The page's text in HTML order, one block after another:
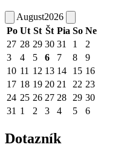
August2026
Po Ut St Št Pia So Ne
27 28 29 30 31 1
2
3
4 5 6 7 8
9
10 11 12 13 14 15 16
17 18 19 20 21 22 23
24 25 26 27 28 29 30
31 1 2 3 4 5 6
Dotazník